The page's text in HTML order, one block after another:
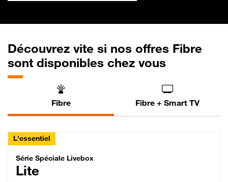
Découvrez vite si nos offres Fibre
sont disponibles chez vous
Fibre Fibre + Smart TV
L'essentiel
Série Spéciale Livebox Lite Fibre
Série Spéciale Livebox
Lite